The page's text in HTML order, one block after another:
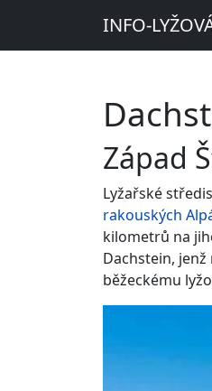
INFO-
Západ
Lyžařské
rakouských
kilometrů na
Dachstein,
běžeckému